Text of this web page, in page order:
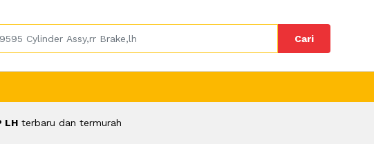
Cari
LH terbaru dan termurah